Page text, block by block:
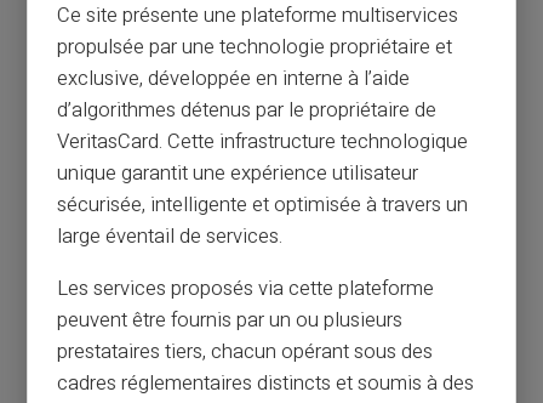
Fichage Banque de France : 3 solutions
pour continuer à payer et être payé
Article précédent
Peut-on utiliser une carte prépayée pour
des sites de rencontres ?
Article suivant
Ce site présente une plateforme multiservices
propulsée par une technologie propriétaire et
exclusive, développée en interne à l’aide
d’algorithmes détenus par le propriétaire de
VeritasCard. Cette infrastructure technologique
unique garantit une expérience utilisateur
sécurisée, intelligente et optimisée à travers un
large éventail de services.
Les services proposés via cette plateforme
peuvent être fournis par un ou plusieurs
prestataires tiers, chacun opérant sous des
cadres réglementaires distincts et soumis à des